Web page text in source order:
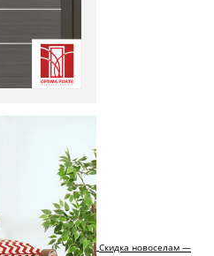
Скидка новоселам —